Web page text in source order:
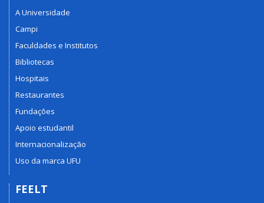
A Universidade
Campi
Faculdades e Institutos
Bibliotecas
Hospitais
Restaurantes
Fundações
Apoio estudantil
Internacionalização
Uso da marca UFU
FEELT